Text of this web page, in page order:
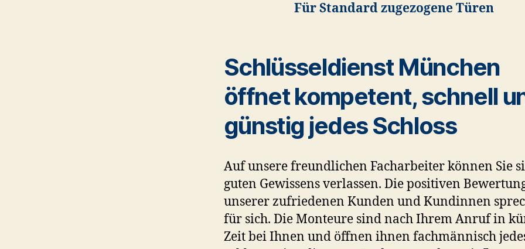
Für Standard zugezogene Türen
Schlüsseldienst München
öffnet kompetent, schnell
günstig jedes Schloss
Auf unsere freundlichen Facharbeiter können Sie
guten Gewissens verlassen. Die positiven
unserer zufriedenen Kunden und Kundinnen
für sich. Die Monteure sind nach Ihrem Anruf in
Zeit bei Ihnen und öffnen ihnen fachmännisch